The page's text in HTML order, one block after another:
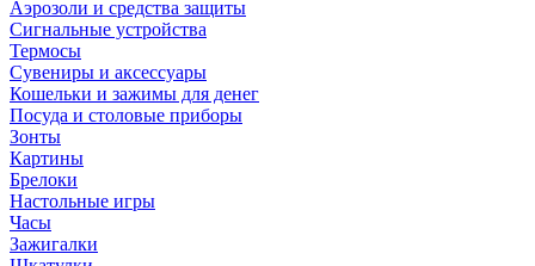
Аэрозоли и средства защиты
Сигнальные устройства
Термосы
Сувениры и аксессуары
Кошельки и зажимы для денег
Посуда и столовые приборы
Зонты
Картины
Брелоки
Настольные игры
Часы
Зажигалки